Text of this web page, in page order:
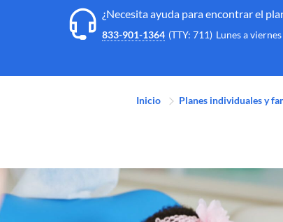
¿Necesita ayuda para encontrar el
833-901-1364 (TTY: 711) Lunes a
Inicio Planes individuales y